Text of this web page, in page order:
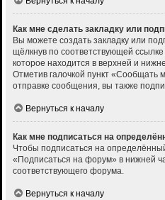
Как мне сделать закладку или
Вы можете создать закладку или
щёлкнув по соответствующей
которое находится в верхней и
Отметив галочкой пункт «Сообщать
отправке сообщения, вы также
Вернуться к началу
Как мне подписаться на
Чтобы подписаться на
«Подписаться на форум» в нижней
соответствующего форума.
Вернуться к началу